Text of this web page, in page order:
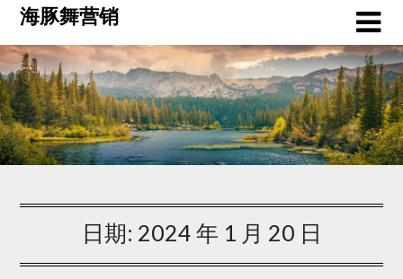
Skip
content
海豚舞营销
日期: 2024 年 1 月 20 日